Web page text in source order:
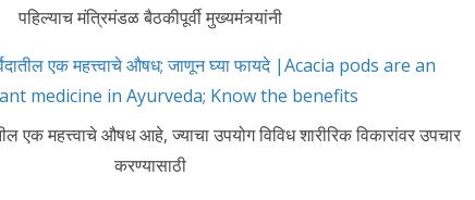
पहिल्याच मंत्रिमंडळ बैठकीपूर्वी मुख्यमंत्र्यांनी
एक महत्त्वाचे औषध; जाणून घ्या फायदे |Acacia pods are an
medicine in Ayurveda; Know the benefits
एक महत्त्वाचे औषध आहे, ज्याचा उपयोग विविध शारीरिक विकारांवर उपचार
करण्यासाठी